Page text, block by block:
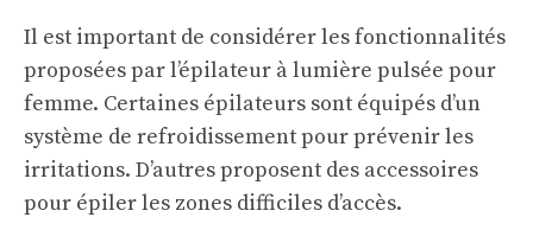
Il est important de considérer les fonctionnalités
proposées par l’épilateur à lumière pulsée pour
femme. Certaines épilateurs sont équipés d’un
système de refroidissement pour prévenir les
irritations. D’autres proposent des accessoires
pour épiler les zones difficiles d’accès.